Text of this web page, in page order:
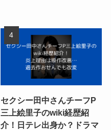
セクシー田中さんチーフP
三上絵里子のwiki経歴紹
介！日テレ出身か？ドラマ